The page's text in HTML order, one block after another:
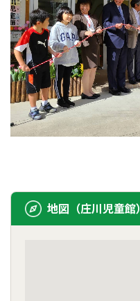
地図（庄川児童館）